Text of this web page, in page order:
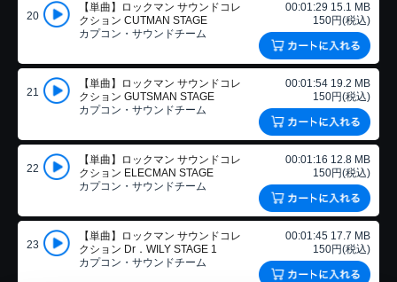
20
【単曲】ロックマン サウンドコレ
クション CUTMAN STAGE
カプコン・サウンドチーム
00:01:29 15.1 MB
150円(税込)
21
【単曲】ロックマン サウンドコレ
クション GUTSMAN STAGE
カプコン・サウンドチーム
00:01:54 19.2 MB
150円(税込)
22
【単曲】ロックマン サウンドコレ
クション ELECMAN STAGE
カプコン・サウンドチーム
00:01:16 12.8 MB
150円(税込)
23
【単曲】ロックマン サウンドコレ
クション Dr．WILY STAGE 1
カプコン・サウンドチーム
00:01:45 17.7 MB
150円(税込)